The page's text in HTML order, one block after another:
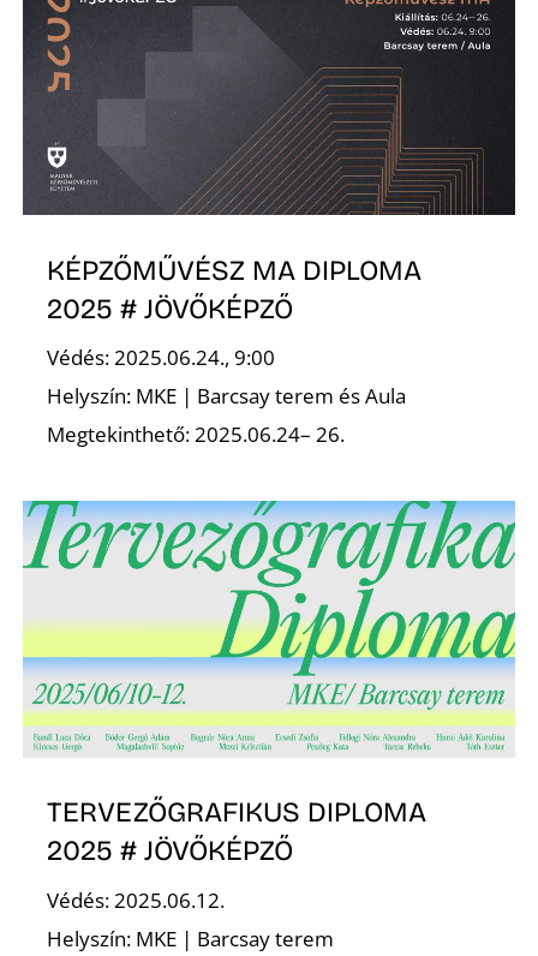
KÉPZŐMŰVÉSZ MA DIPLOMA
2025 # JÖVŐKÉPZŐ
Védés: 2025.06.24., 9:00
Helyszín: MKE | Barcsay terem és Aula
Megtekinthető: 2025.06.24– 26.
TERVEZŐGRAFIKUS DIPLOMA
2025 # JÖVŐKÉPZŐ
Védés: 2025.06.12.
Helyszín: MKE | Barcsay terem